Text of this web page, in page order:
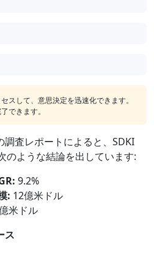
スして、意思決定を迅速化できます。
できます。
査レポートによると、SDKI
のような結論を出しています:
9.2%
: 12億米ドル
米ドル
ス